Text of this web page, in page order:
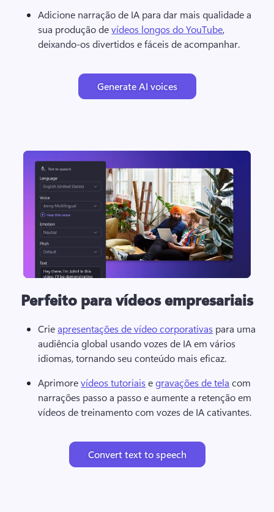
Adicione narração de IA para dar mais qualidade a
sua produção de vídeos longos do YouTube,
deixando-os divertidos e fáceis de acompanhar.
Generate AI voices
Perfeito para vídeos empresariais
Crie apresentações de vídeo corporativas para uma
audiência global usando vozes de IA em vários
idiomas, tornando seu conteúdo mais eficaz.
Aprimore vídeos tutoriais e gravações de tela com
narrações passo a passo e aumente a retenção em
vídeos de treinamento com vozes de IA cativantes.
Convert text to speech